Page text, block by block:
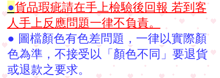
●貨品瑕疵請在手上檢驗後回報 若到客
人手上反應問題一律不負責。
● ️圖檔顏色有色差問題，一律以實際顏
色為準，不接受以「顏色不同」要退貨
或退款之要求。